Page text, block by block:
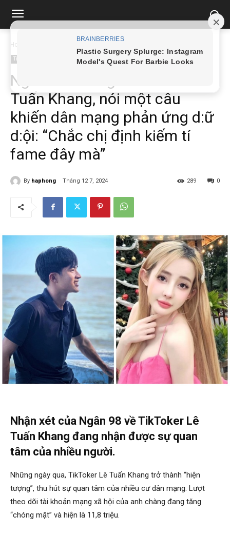
Home
Tin tức
Ngân 98 bất ngờ réo tên Lê
Tuấn Khang, nói một câu
khiến dân mạng phản ứng d:ữ
d:ội: “Chắc chị định kiếm tí
fame đây mà”
By haphong Tháng 12 7, 2024 0
289
Nhận xét của Ngân 98 về TikToker Lê
Tuấn Khang đang nhận được sự quan
tâm của nhiều người.
Những ngày qua, TikToker Lê Tuấn Khang trở thành “hiện
tượng”, thu hút sự quan tâm của nhiều cư dân mạng. Lượt
theo dõi tài khoản mạng xã hội của anh chàng đang tăng
“chóng mặt” và hiện là 11,8 triệu.